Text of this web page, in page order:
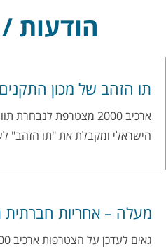
הודעות
תו הזהב של מכון
ארכיב 2000 מצטרפת
הישראלי ומקבלת את "תו הזהב" לשנת
מעלה – אחריות חברתית